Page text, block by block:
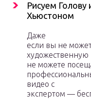
Рисуем
Хьюстоном
Даже
если вы не
художественную
не можете
видео с
экспертом —